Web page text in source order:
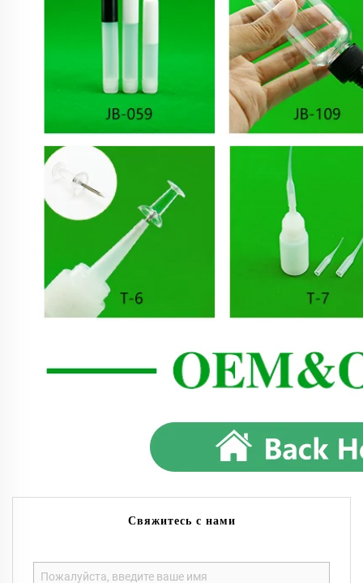
Свяжитесь с нами